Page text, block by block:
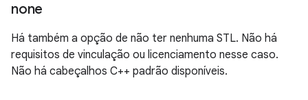
none
Há também a opção de não ter nenhuma STL. Não há
requisitos de vinculação ou licenciamento nesse caso.
Não há cabeçalhos C++ padrão disponíveis.